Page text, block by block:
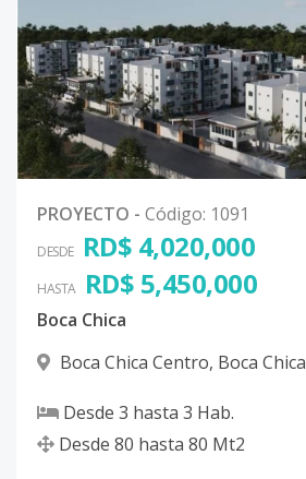
PROYECTO - Código: 1091
DESDE RD$ 4,020,000
HASTA RD$ 5,450,000
Boca Chica
Boca Chica Centro, Boca Chica
Desde 3 hasta 3 Hab.
Desde 80 hasta 80 Mt2